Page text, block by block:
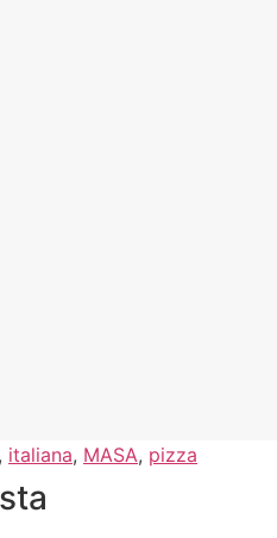
, italiana, MASA, pizza